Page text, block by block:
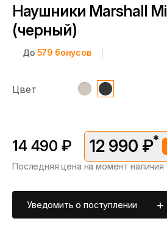
Наушники Marshall
(черный)
До 579 бонусов
Цвет
14 490 ₽ 12 990 ₽*
*Скидка предоставляется в рамках
Последняя цена на момент наличия
Уведомить о поступлении